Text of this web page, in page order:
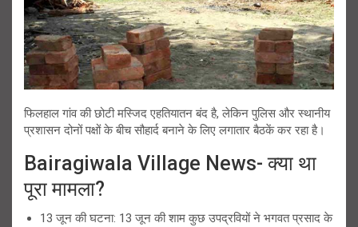
फिलहाल गांव की छोटी मस्जिद एहतियातन बंद है, लेकिन पुलिस और स्थानीय
प्रशासन दोनों पक्षों के बीच सौहार्द बनाने के लिए लगातार बैठकें कर रहा है।
Bairagiwala Village News- क्या था
पूरा मामला?
13 जून की घटना: 13 जून की शाम कुछ उपद्रवियों ने भगवत प्रसाद के